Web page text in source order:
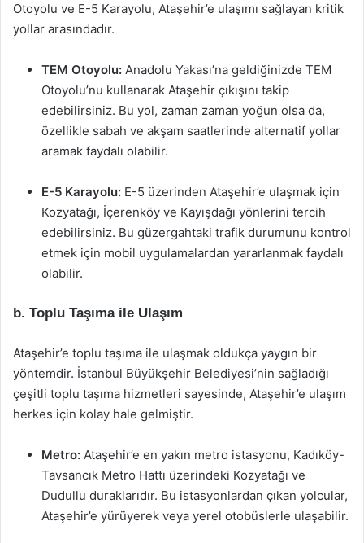
Otoyolu ve E-5 Karayolu, Ataşehir’e ulaşımı sağlayan kritik
yollar arasındadır.
TEM Otoyolu: Anadolu Yakası’na geldiğinizde TEM
Otoyolu’nu kullanarak Ataşehir çıkışını takip
edebilirsiniz. Bu yol, zaman zaman yoğun olsa da,
özellikle sabah ve akşam saatlerinde alternatif yollar
aramak faydalı olabilir.
E-5 Karayolu: E-5 üzerinden Ataşehir’e ulaşmak için
Kozyatağı, İçerenköy ve Kayışdağı yönlerini tercih
edebilirsiniz. Bu güzergahtaki trafik durumunu kontrol
etmek için mobil uygulamalardan yararlanmak faydalı
olabilir.
b. Toplu Taşıma ile Ulaşım
Ataşehir’e toplu taşıma ile ulaşmak oldukça yaygın bir
yöntemdir. İstanbul Büyükşehir Belediyesi’nin sağladığı
çeşitli toplu taşıma hizmetleri sayesinde, Ataşehir’e ulaşım
herkes için kolay hale gelmiştir.
Metro: Ataşehir’e en yakın metro istasyonu, Kadıköy-
Tavsancık Metro Hattı üzerindeki Kozyatağı ve
Dudullu duraklarıdır. Bu istasyonlardan çıkan yolcular,
Ataşehir’e yürüyerek veya yerel otobüslerle ulaşabilir.